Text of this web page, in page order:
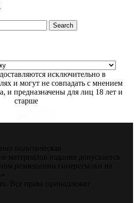
Search
исключительно в
и могут не совпадать с мнением
и предназначены для лиц 18 лет и
старше
политическая
материалов издания допускается
размещении гиперссылки на
Все права принадлежат